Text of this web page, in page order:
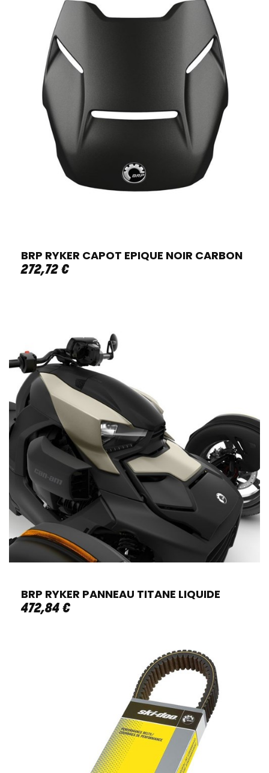
BRP RYKER CAPOT EPIQUE NOIR CARBON
272,72 €
BRP RYKER PANNEAU TITANE LIQUIDE
472,84 €